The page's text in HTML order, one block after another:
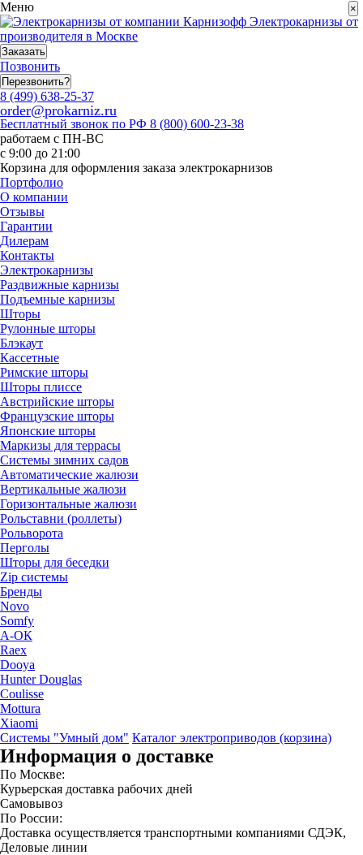
Меню
Электрокарнизы от
производителя в Москве
Заказать
Позвонить
Перезвонить?
8 (499) 638-25-37
order@prokarniz.ru
Бесплатный звонок по РФ 8 (800) 600-23-38
работаем с ПН-ВС
с 9:00 до 21:00
Корзина для оформления заказа электрокарнизов
Портфолио
О компании
Отзывы
Гарантии
Дилерам
Контакты
Электрокарнизы
Раздвижные карнизы
Подъемные карнизы
Шторы
Рулонные шторы
Блэкаут
Кассетные
Римские шторы
Шторы плиссе
Австрийские шторы
Французские шторы
Японские шторы
Маркизы для террасы
Системы зимних садов
Автоматические жалюзи
Вертикальные жалюзи
Горизонтальные жалюзи
Рольставни (роллеты)
Рольворота
Перголы
Шторы для беседки
Zip системы
Бренды
Novo
Somfy
А-ОК
Raex
Dooya
Hunter Douglas
Coulisse
Mottura
Xiaomi
Системы "Умный дом" Каталог электроприводов (корзина)
Информация о доставке
По Москве:
Курьерская доставка рабочих дней
Самовывоз
По России:
Доставка осуществляется транспортными компаниями СДЭК,
Деловые линии
×